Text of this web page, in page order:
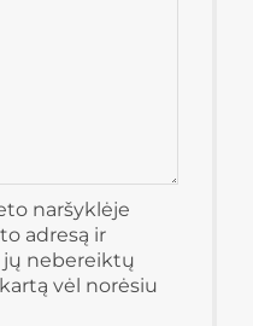
naršyklėje
adresą ir
nebereiktų
vėl norėsiu